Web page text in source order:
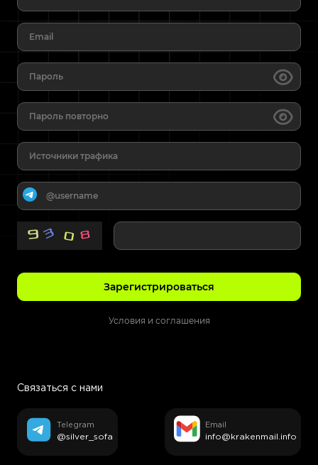
Зарегистрироваться
Условия и соглашения
Cвязаться с нами
Telegram
@silver_sofa
Email
info@krakenmail.info